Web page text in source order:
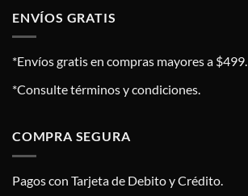
ENVÍOS GRATIS
*Envíos gratis en compras mayores a $499.
*Consulte términos y condiciones.
COMPRA SEGURA
Pagos con Tarjeta de Debito y Crédito.